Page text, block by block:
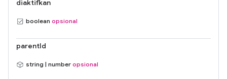
diaktifkan
boolean opsional
parentId
string | number opsional